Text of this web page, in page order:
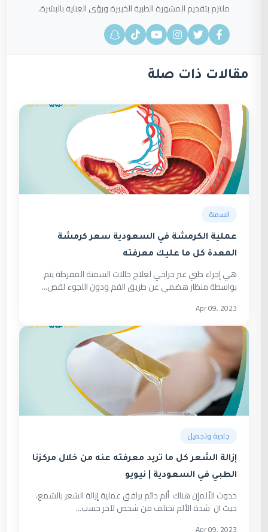
ملتزم بتقديم المشورة الطبية الخبيرة ورؤى العناية بالبشرة.
مقالات ذات صلة
السمنة
عملية الكرمشة في السعودية سعر كرمشة
المعدة كل ما عليك معرفته
هي إجراء طبي غير جراحي لعلاج حالات السمنة المفرطة يتم
بواسطة منظار هضمي عن طريق الفم ودون اللجوء لقص...
Apr 09, 2023
جلدية وتجميل
إزالة الشعر كل ما تريد معرفته عنه من خلال مركزنا
الطبي في السعودية | نيويو
حدوث الألمإن هناك ألم دائم يرافق عملية إزالة الشعر بالشمع،
حيث ان شدة الألم تختلف من شخص لآخر حسب...